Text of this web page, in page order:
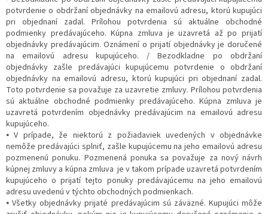
potvrdenie o obdržaní objednávky na emailovú adresu, ktorú kupujúci
pri objednaní zadal. Prílohou potvrdenia sú aktuálne obchodné
podmienky predávajúceho. Kúpna zmluva je uzavretá až po prijatí
objednávky predávajúcim. Oznámení o prijatí objednávky je doručené
na emailovú adresu kupujúceho. / Bezodkladne po obdržaní
objednávky zašle predávajúci kupujúcemu potvrdenie o obdržaní
objednávky na emailovú adresu, ktorú kupujúci pri objednaní zadal.
Toto potvrdenie sa považuje za uzavretie zmluvy. Prílohou potvrdenia
sú aktuálne obchodné podmienky predávajúceho. Kúpna zmluva je
uzavretá potvrdením objednávky predávajúcim na emailovú adresu
kupujúceho.
⦁ V prípade, že niektorú z požiadaviek uvedených v objednávke
nemôže predávajúci splniť, zašle kupujúcemu na jeho emailovú adresu
pozmenenú ponuku. Pozmenená ponuka sa považuje za nový návrh
kúpnej zmluvy a kúpna zmluva je v takom prípade uzavretá potvrdením
kupujúceho o prijatí tejto ponuky predávajúcemu na jeho emailovú
adresu uvedenú v týchto obchodných podmienkach.
⦁ Všetky objednávky prijaté predávajúcim sú záväzné. Kupujúci môže